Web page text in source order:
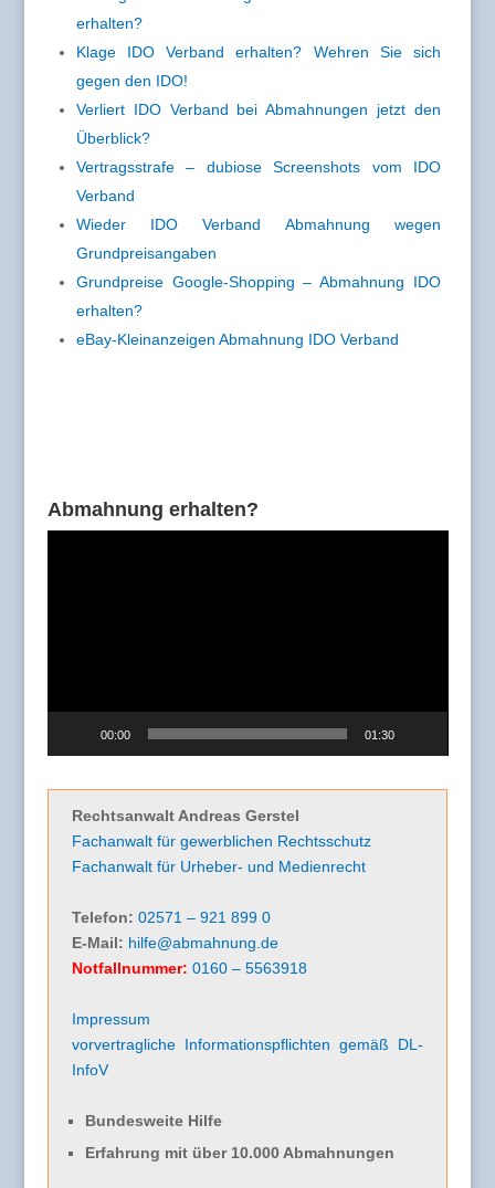
erhalten?
Klage IDO Verband erhalten? Wehren Sie sich
gegen den IDO!
Verliert IDO Verband bei Abmahnungen jetzt den
Überblick?
Vertragsstrafe – dubiose Screenshots vom IDO
Verband
Wieder IDO Verband Abmahnung wegen
Grundpreisangaben
Grundpreise Google-Shopping – Abmahnung IDO
erhalten?
eBay-Kleinanzeigen Abmahnung IDO Verband
Abmahnung erhalten?
00:00 01:30
Rechtsanwalt Andreas Gerstel
Fachanwalt für gewerblichen Rechtsschutz
Fachanwalt für Urheber- und Medienrecht
Telefon: 02571 – 921 899 0
E-Mail: hilfe@abmahnung.de
Notfallnummer: 0160 – 5563918
Impressum
vorvertragliche Informationspflichten gemäß DL-
InfoV
Bundesweite Hilfe
Erfahrung mit über 10.000 Abmahnungen